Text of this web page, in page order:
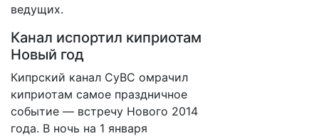
ведущих.
Канал испортил киприотам
Новый год
Кипрский канал CyBC омрачил
киприотам самое праздничное
событие — встречу Нового 2014
года. В ночь на 1 января